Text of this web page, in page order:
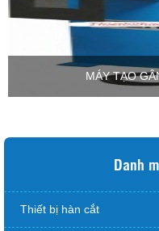
MÁY TẠO
Danh
Thiết bị hàn cắt